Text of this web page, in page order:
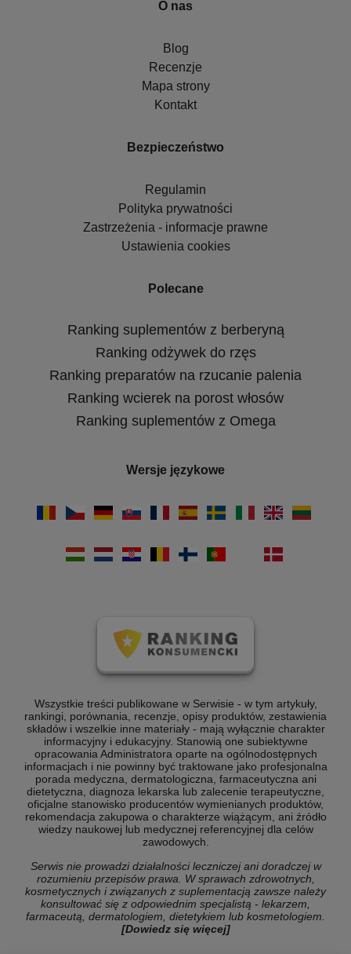
O nas
Blog
Recenzje
Mapa strony
Kontakt
Bezpieczeństwo
Regulamin
Polityka prywatności
Zastrzeżenia - informacje prawne
Ustawienia cookies
Polecane
Ranking suplementów z berberyną
Ranking odżywek do rzęs
Ranking preparatów na rzucanie palenia
Ranking wcierek na porost włosów
Ranking suplementów z Omega
Wersje językowe
Wszystkie treści publikowane w Serwisie - w tym artykuły,
rankingi, porównania, recenzje, opisy produktów, zestawienia
składów i wszelkie inne materiały - mają wyłącznie charakter
informacyjny i edukacyjny. Stanowią one subiektywne
opracowania Administratora oparte na ogólnodostępnych
informacjach i nie powinny być traktowane jako profesjonalna
porada medyczna, dermatologiczna, farmaceutyczna ani
dietetyczna, diagnoza lekarska lub zalecenie terapeutyczne,
oficjalne stanowisko producentów wymienianych produktów,
rekomendacja zakupowa o charakterze wiążącym, ani źródło
wiedzy naukowej lub medycznej referencyjnej dla celów
zawodowych.
Serwis nie prowadzi działalności leczniczej ani doradczej w
rozumieniu przepisów prawa. W sprawach zdrowotnych,
kosmetycznych i związanych z suplementacją zawsze należy
konsultować się z odpowiednim specjalistą - lekarzem,
farmaceutą, dermatologiem, dietetykiem lub kosmetologiem.
[Dowiedz się więcej]